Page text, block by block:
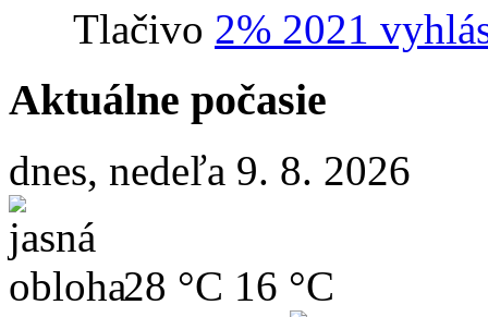
Tlačivo 2% 2021
Aktuálne počasie
dnes, nedeľa 9. 8. 2026
28 °C 16 °C